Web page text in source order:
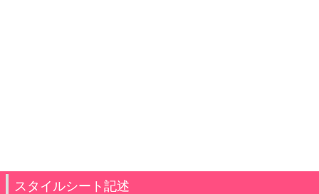
スタイルシート記述